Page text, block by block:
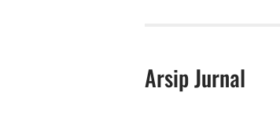
Arsip Jurnal